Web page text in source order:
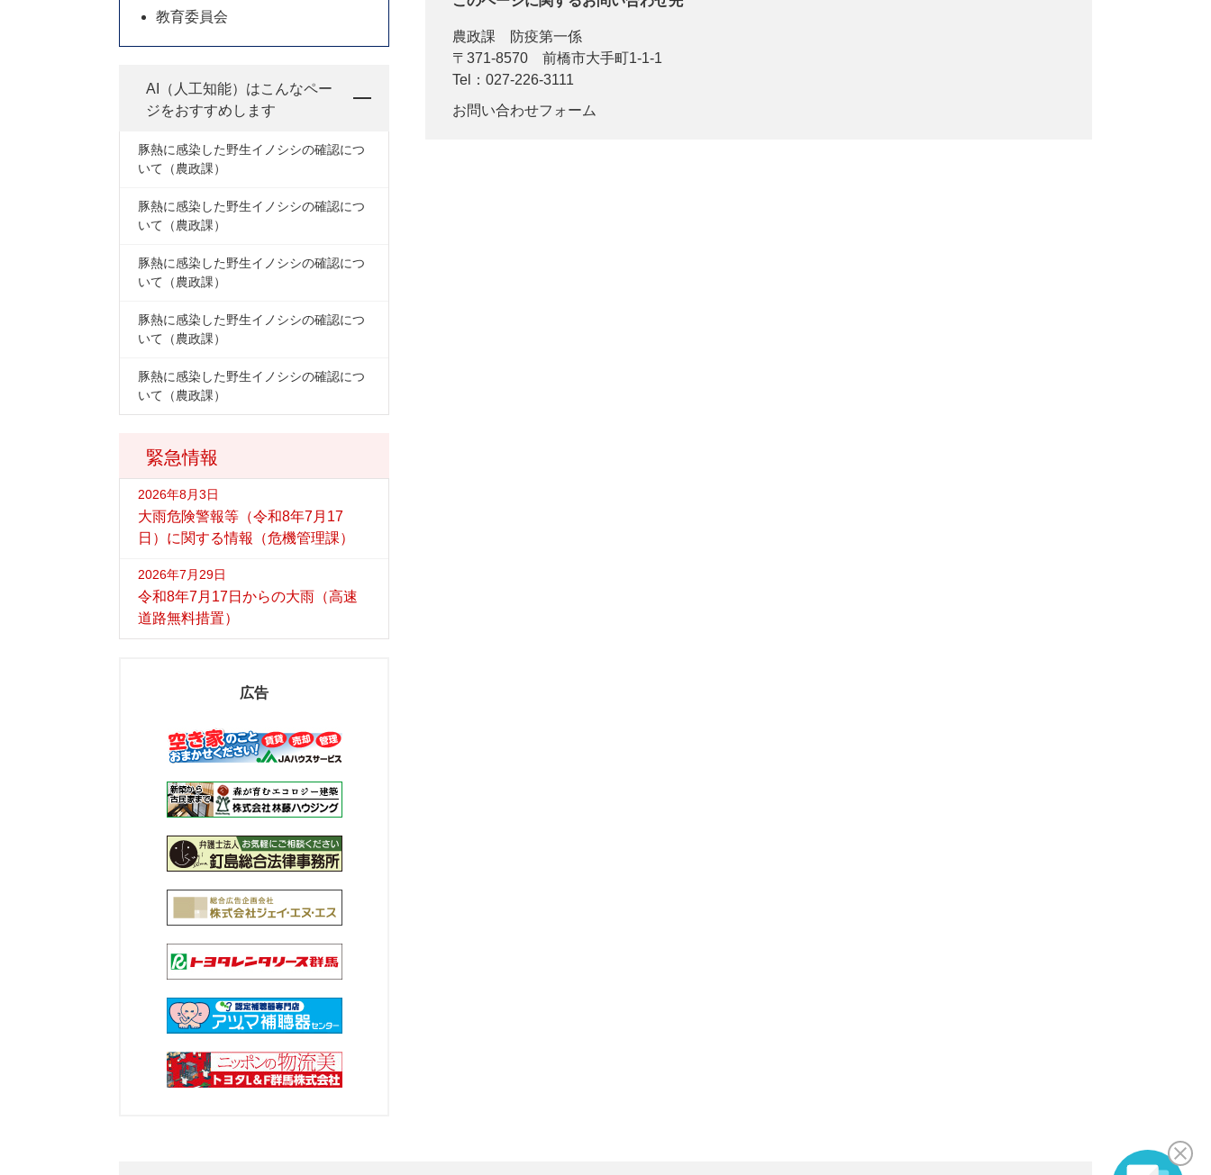
農政課
防疫第一係
〒371-8570
前橋市大手町1-1-1
Tel：027-226-3111
お問い合わせフォーム
緊急情報
2026年8月3日
大雨危険警報等（令和8年7月17
日）に関する情報（危機管理課）
2026年7月29日
令和8年7月17日からの大雨（高速
道路無料措置）
教育委員会
AI（人工知能）はこんなペー
ジをおすすめします
豚熱に感染した野生イノシシの確認につ
いて（農政課）
豚熱に感染した野生イノシシの確認につ
いて（農政課）
豚熱に感染した野生イノシシの確認につ
いて（農政課）
豚熱に感染した野生イノシシの確認につ
いて（農政課）
豚熱に感染した野生イノシシの確認につ
いて（農政課）
広告